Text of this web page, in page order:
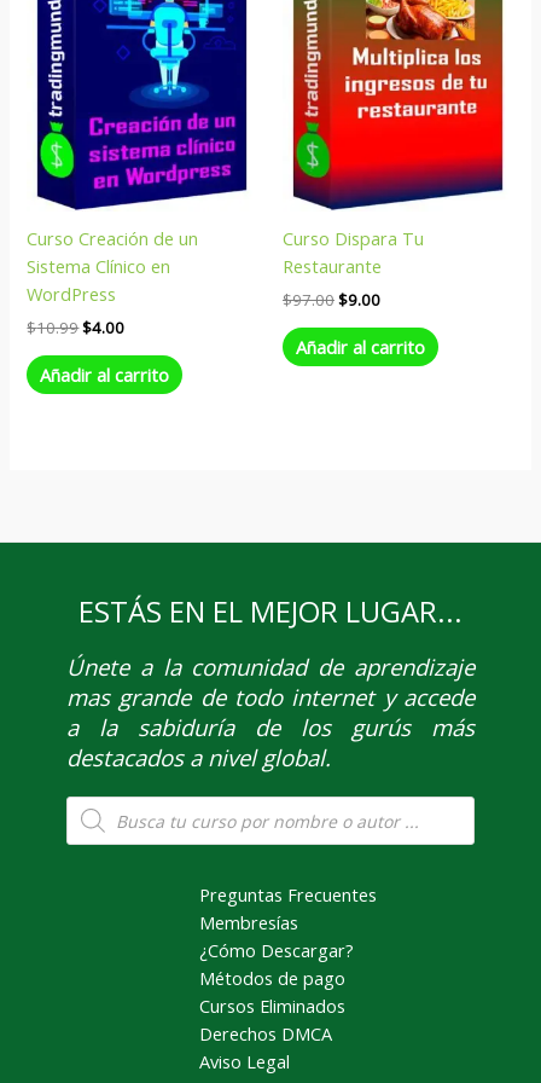
Curso Creación de un
Sistema Clínico en
WordPress
$10.99$4.00
Añadir al carrito
Curso Dispara Tu
Restaurante
$97.00$9.00
Añadir al carrito
ESTÁS EN EL MEJOR LUGAR...
Únetea la comunidad de aprendizaje
mas grande de todo internet y accede
a la sabiduría de los gurús más
destacados a nivel global.
Búsqueda
de
productos
Preguntas Frecuentes
Membresías
¿Cómo Descargar?
Métodos de pago
Cursos Eliminados
Derechos DMCA
Aviso Legal